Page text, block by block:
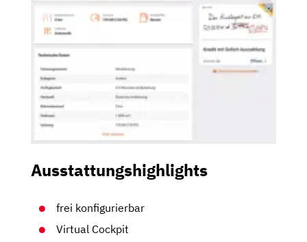
Ausstattungshighlights
frei konfigurierbar
Virtual Cockpit